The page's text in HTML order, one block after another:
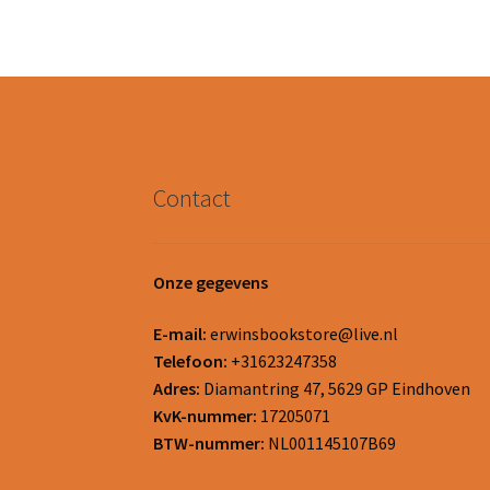
Contact
Onze gegevens
E-mail: erwinsbookstore@live.nl
Telefoon: +31623247358
Adres: Diamantring 47, 5629 GP Eindhoven
KvK-nummer: 17205071
BTW-nummer: NL001145107B69